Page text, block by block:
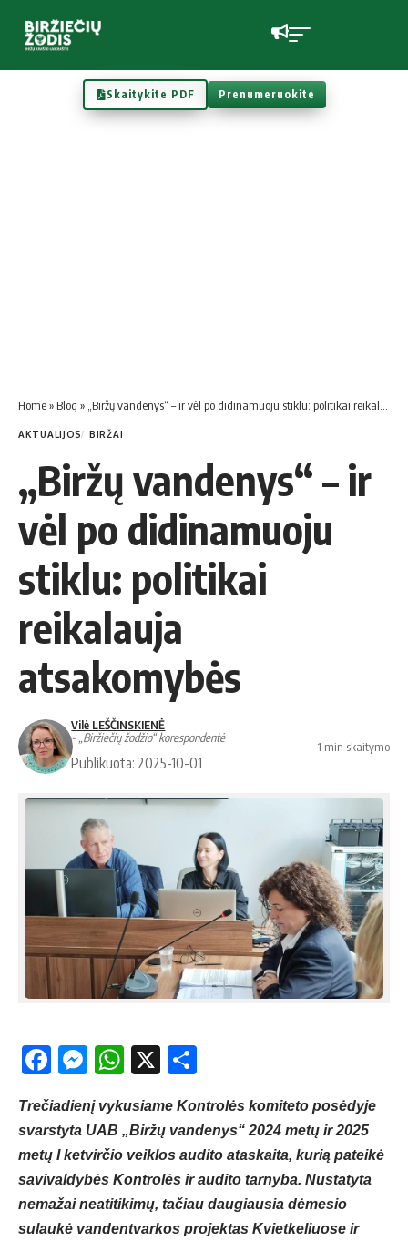
Skaitykite PDF Prenumeruokite
Home» Blog » „Biržų vandenys“ – ir vėl po didinamuoju stiklu: politikai reikalauja atsakomybės
AKTUALIJOS BIRŽAI
„Biržų vandenys“ – ir
vėl po didinamuoju
stiklu: politikai
reikalauja
atsakomybės
Vilė LEŠČINSKIENĖ
- „Biržiečių žodžio“ korespondentė
Publikuota: 2025-10-01
1 min skaitymo
Facebook
Messenger
WhatsApp
X
Trečiadienį vykusiame Kontrolės komiteto posėdyje
svarstyta UAB „Biržų vandenys“ 2024 metų ir 2025
metų I ketvirčio veiklos audito ataskaita, kurią pateikė
savivaldybės Kontrolės ir audito tarnyba. Nustatyta
nemažai neatitikimų, tačiau daugiausia dėmesio
sulaukė vandentvarkos projektas Kvietkeliuose ir